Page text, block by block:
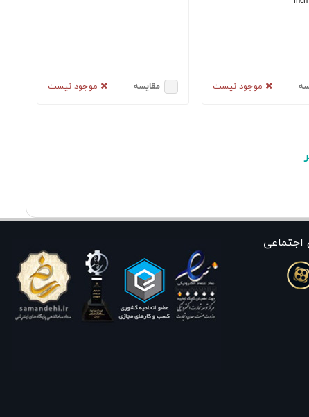
موجود نیست موجود نیست مقایسه
اجتماعی